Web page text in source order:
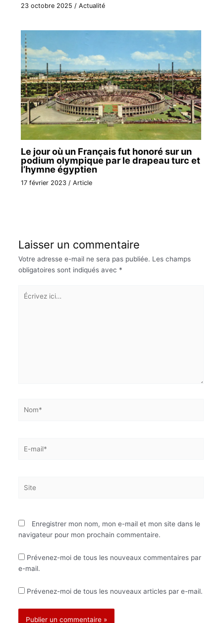
23 octobre 2025 / Actualité
Le jour où un Français fut honoré sur un
podium olympique par le drapeau turc et
l’hymne égyptien
17 février 2023 / Article
Laisser un commentaire
Votre adresse e-mail ne sera pas publiée. Les champs
obligatoires sont indiqués avec *
Écrivez
ici…
mail*
Enregistrer mon nom, mon e-mail et mon site dans le
navigateur pour mon prochain commentaire.
Prévenez-moi de tous les nouveaux commentaires par
e-mail.
Prévenez-moi de tous les nouveaux articles par e-mail.